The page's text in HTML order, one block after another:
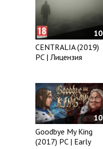
10
CENTRALIA (2019)
PC | Лицензия
10
Goodbye My King
(2017) PC | Early